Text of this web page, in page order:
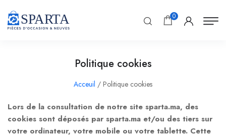
0
Politique cookies
Acceuil / Politique cookies
Lors de la consultation de notre site sparta.ma, des
cookies sont déposés par sparta.ma et/ou des tiers sur
votre ordinateur, votre mobile ou votre tablette. Cette